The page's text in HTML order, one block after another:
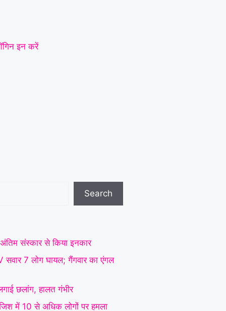
इन करें
Search
अंतिम संस्कार से किया इनकार
सवार 7 लोग घायल; गैंगवार का एंगल
छलांग, हालत गंभीर
में 10 से अधिक लोगों पर हमला